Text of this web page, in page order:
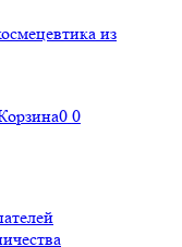
0 0